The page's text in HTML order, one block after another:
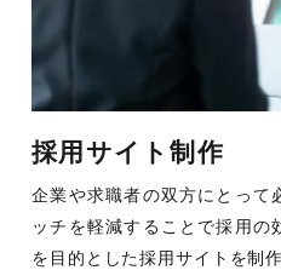
採用サイト制作
企業や求職者の双方にとって
ッチを軽減することで採用の
を目的とした採用サイトを制作